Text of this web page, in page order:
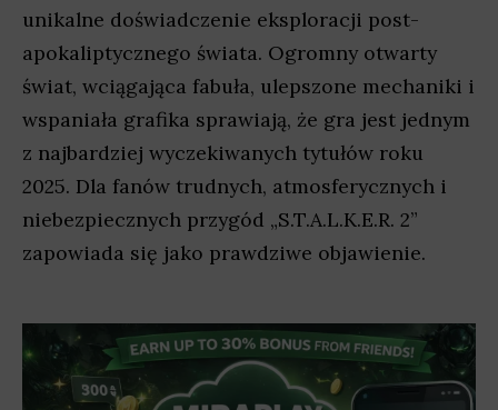
unikalne doświadczenie eksploracji post-
apokaliptycznego świata. Ogromny otwarty
świat, wciągająca fabuła, ulepszone mechaniki i
wspaniała grafika sprawiają, że gra jest jednym
z najbardziej wyczekiwanych tytułów roku
2025. Dla fanów trudnych, atmosferycznych i
niebezpiecznych przygód „S.T.A.L.K.E.R. 2”
zapowiada się jako prawdziwe objawienie.